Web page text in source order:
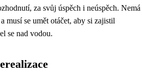
za svůj úspěch i neúspěch. Nemá
musí se umět otáčet, aby si zajistil
se nad vodou.